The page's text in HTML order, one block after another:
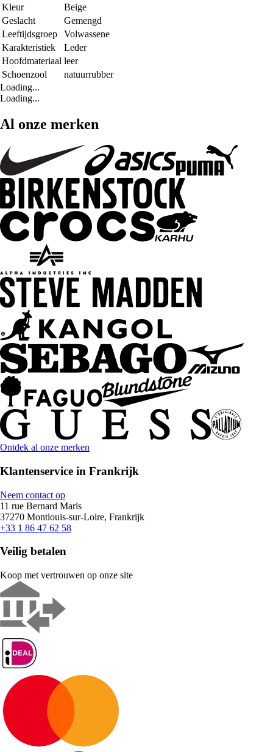
Kleur
Beige
Geslacht
Gemengd
Leeftijdsgroep
Volwassene
Karakteristiek
Leder
Hoofdmateriaal leer
Schoenzool
natuurrubber
Loading...
Loading...
Al onze merken
Ontdek al onze merken
Klantenservice in Frankrijk
Neem contact op
11 rue Bernard Maris
37270 Montlouis-sur-Loire, Frankrijk
+33 1 86 47 62 58
Veilig betalen
Koop met vertrouwen op onze site